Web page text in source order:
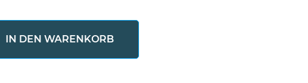
IN DEN WARENKORB